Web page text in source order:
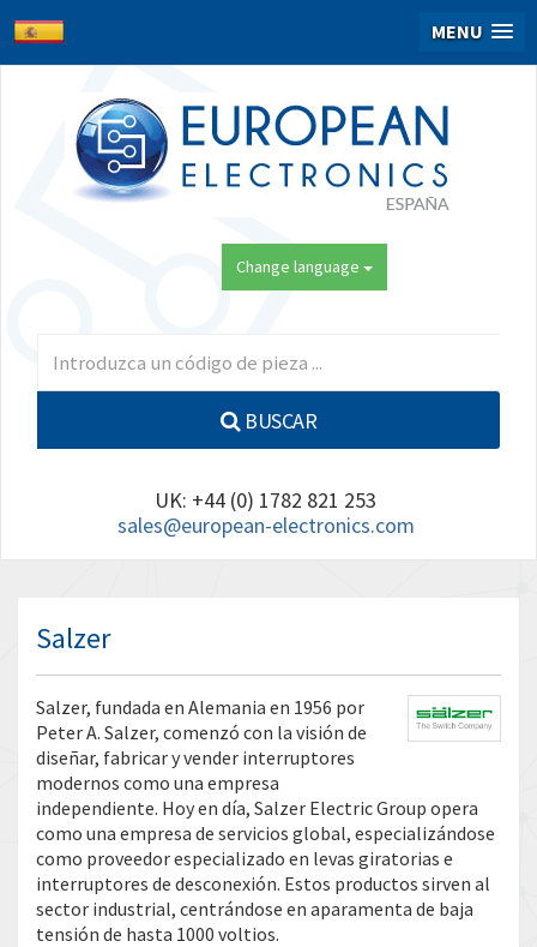
MENU
Change language
BUSCAR
UK: +44 (0) 1782 821 253
sales@european-electronics.com
Salzer
Salzer, fundada en Alemania en 1956 por
Peter A. Salzer, comenzó con la visión de
diseñar, fabricar y vender interruptores
modernos como una empresa
independiente. Hoy en día, Salzer Electric Group opera
como una empresa de servicios global, especializándose
como proveedor especializado en levas giratorias e
interruptores de desconexión. Estos productos sirven al
sector industrial, centrándose en aparamenta de baja
tensión de hasta 1000 voltios.